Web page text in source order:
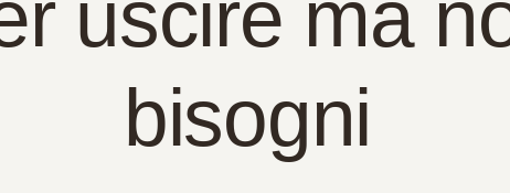
uscire ma
bisogni